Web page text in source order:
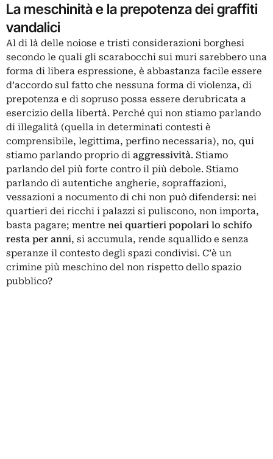
La meschinità e la prepotenza dei graffiti
vandalici
Al di là delle noiose e tristi considerazioni borghesi
secondo le quali gli scarabocchi sui muri sarebbero una
forma di libera espressione, è abbastanza facile essere
d’accordo sul fatto che nessuna forma di violenza, di
prepotenza e di sopruso possa essere derubricata a
esercizio della libertà. Perché qui non stiamo parlando
di illegalità (quella in determinati contesti è
comprensibile, legittima, perfino necessaria), no, qui
stiamo parlando proprio di aggressività. Stiamo
parlando del più forte contro il più debole. Stiamo
parlando di autentiche angherie, sopraffazioni,
vessazioni a nocumento di chi non può difendersi: nei
quartieri dei ricchi i palazzi si puliscono, non importa,
basta pagare; mentre nei quartieri popolari lo schifo
resta per anni, si accumula, rende squallido e senza
speranze il contesto degli spazi condivisi. C’è un
crimine più meschino del non rispetto dello spazio
pubblico?